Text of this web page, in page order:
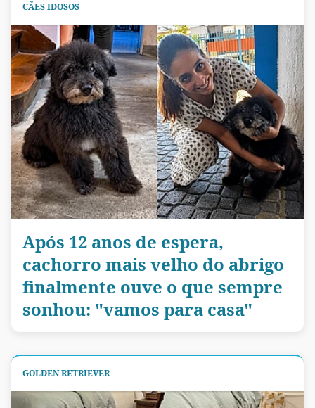
CÃES IDOSOS
Após 12 anos de espera,
cachorro mais velho do abrigo
finalmente ouve o que sempre
sonhou: "vamos para casa"
GOLDEN RETRIEVER